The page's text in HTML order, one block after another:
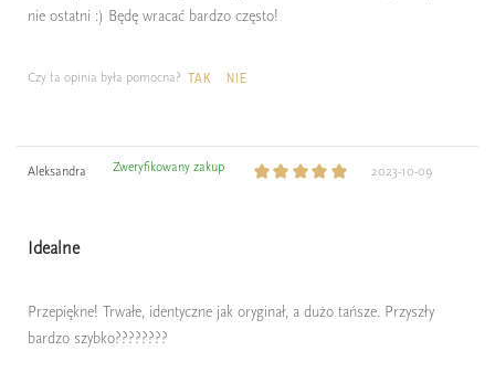
nie ostatni :) Będę wracać bardzo często!
Czy ta opinia była pomocna? TAK NIE
Aleksandra Zweryfikowany zakup 2023-10-09
Idealne
Przepiękne! Trwałe, identyczne jak oryginał, a dużo tańsze. Przyszły
bardzo szybko????????